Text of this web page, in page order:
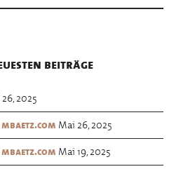
beiträge
2025
Mai 26, 2025
Mai 19, 2025